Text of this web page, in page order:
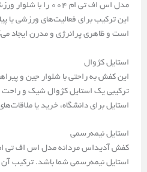
مدل اس اف تی ام 004
این ترکیب برای فعالیت‌های ورزشی یا
است و ظاهری پرانرژی و مدرن ایجاد
استایل کژوال
این کفش به راحتی با شلوار جین و
ترکیبی یک استایل کژوال شیک و راحت
استایل برای دانشگاه، خرید یا
استایل نیمه‌رسمی
استایل نیمه‌رسمی شما باشد. ترکیب آن